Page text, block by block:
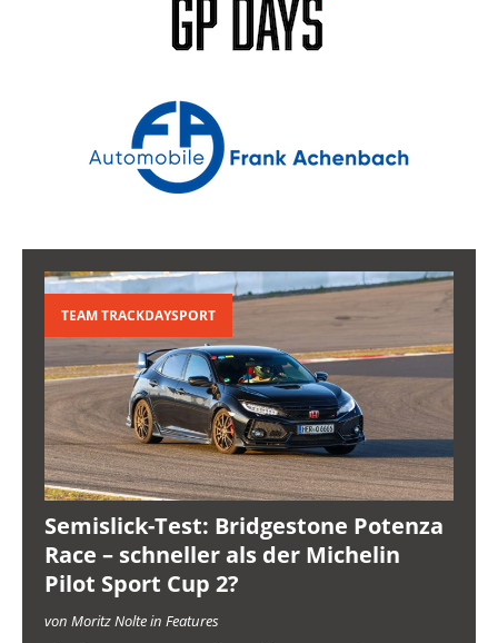
TEAM TRACKDAYSPORT
Semislick-Test: Bridgestone Potenza
Race – schneller als der Michelin
Pilot Sport Cup 2?
von Moritz Nolte in Features